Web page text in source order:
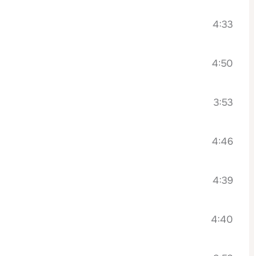
4:33
4:50
3:53
4:46
4:39
4:40